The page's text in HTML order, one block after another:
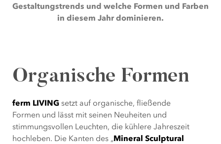
Gestaltungstrends und welche Formen und Farben
in diesem Jahr dominieren.
Organische Formen
ferm LIVING setzt auf organische, fließende
Formen und lässt mit seinen Neuheiten und
stimmungsvollen Leuchten, die kühlere Jahreszeit
hochleben. Die Kanten des „Mineral Sculptural